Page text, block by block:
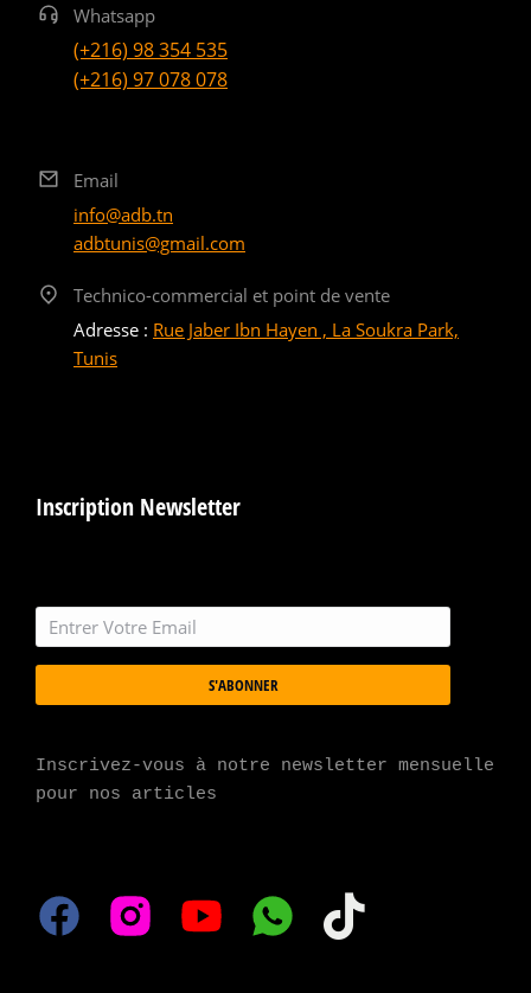
Whatsapp
(+216) 98 354 535
(+216) 97 078 078
Email
info@adb.tn
adbtunis@gmail.com
Technico-commercial et point de vente
Adresse : Rue Jaber Ibn Hayen , La Soukra Park,
Tunis
Inscription Newsletter
S'ABONNER
Inscrivez-vous à notre newsletter mensuelle
pour nos articles